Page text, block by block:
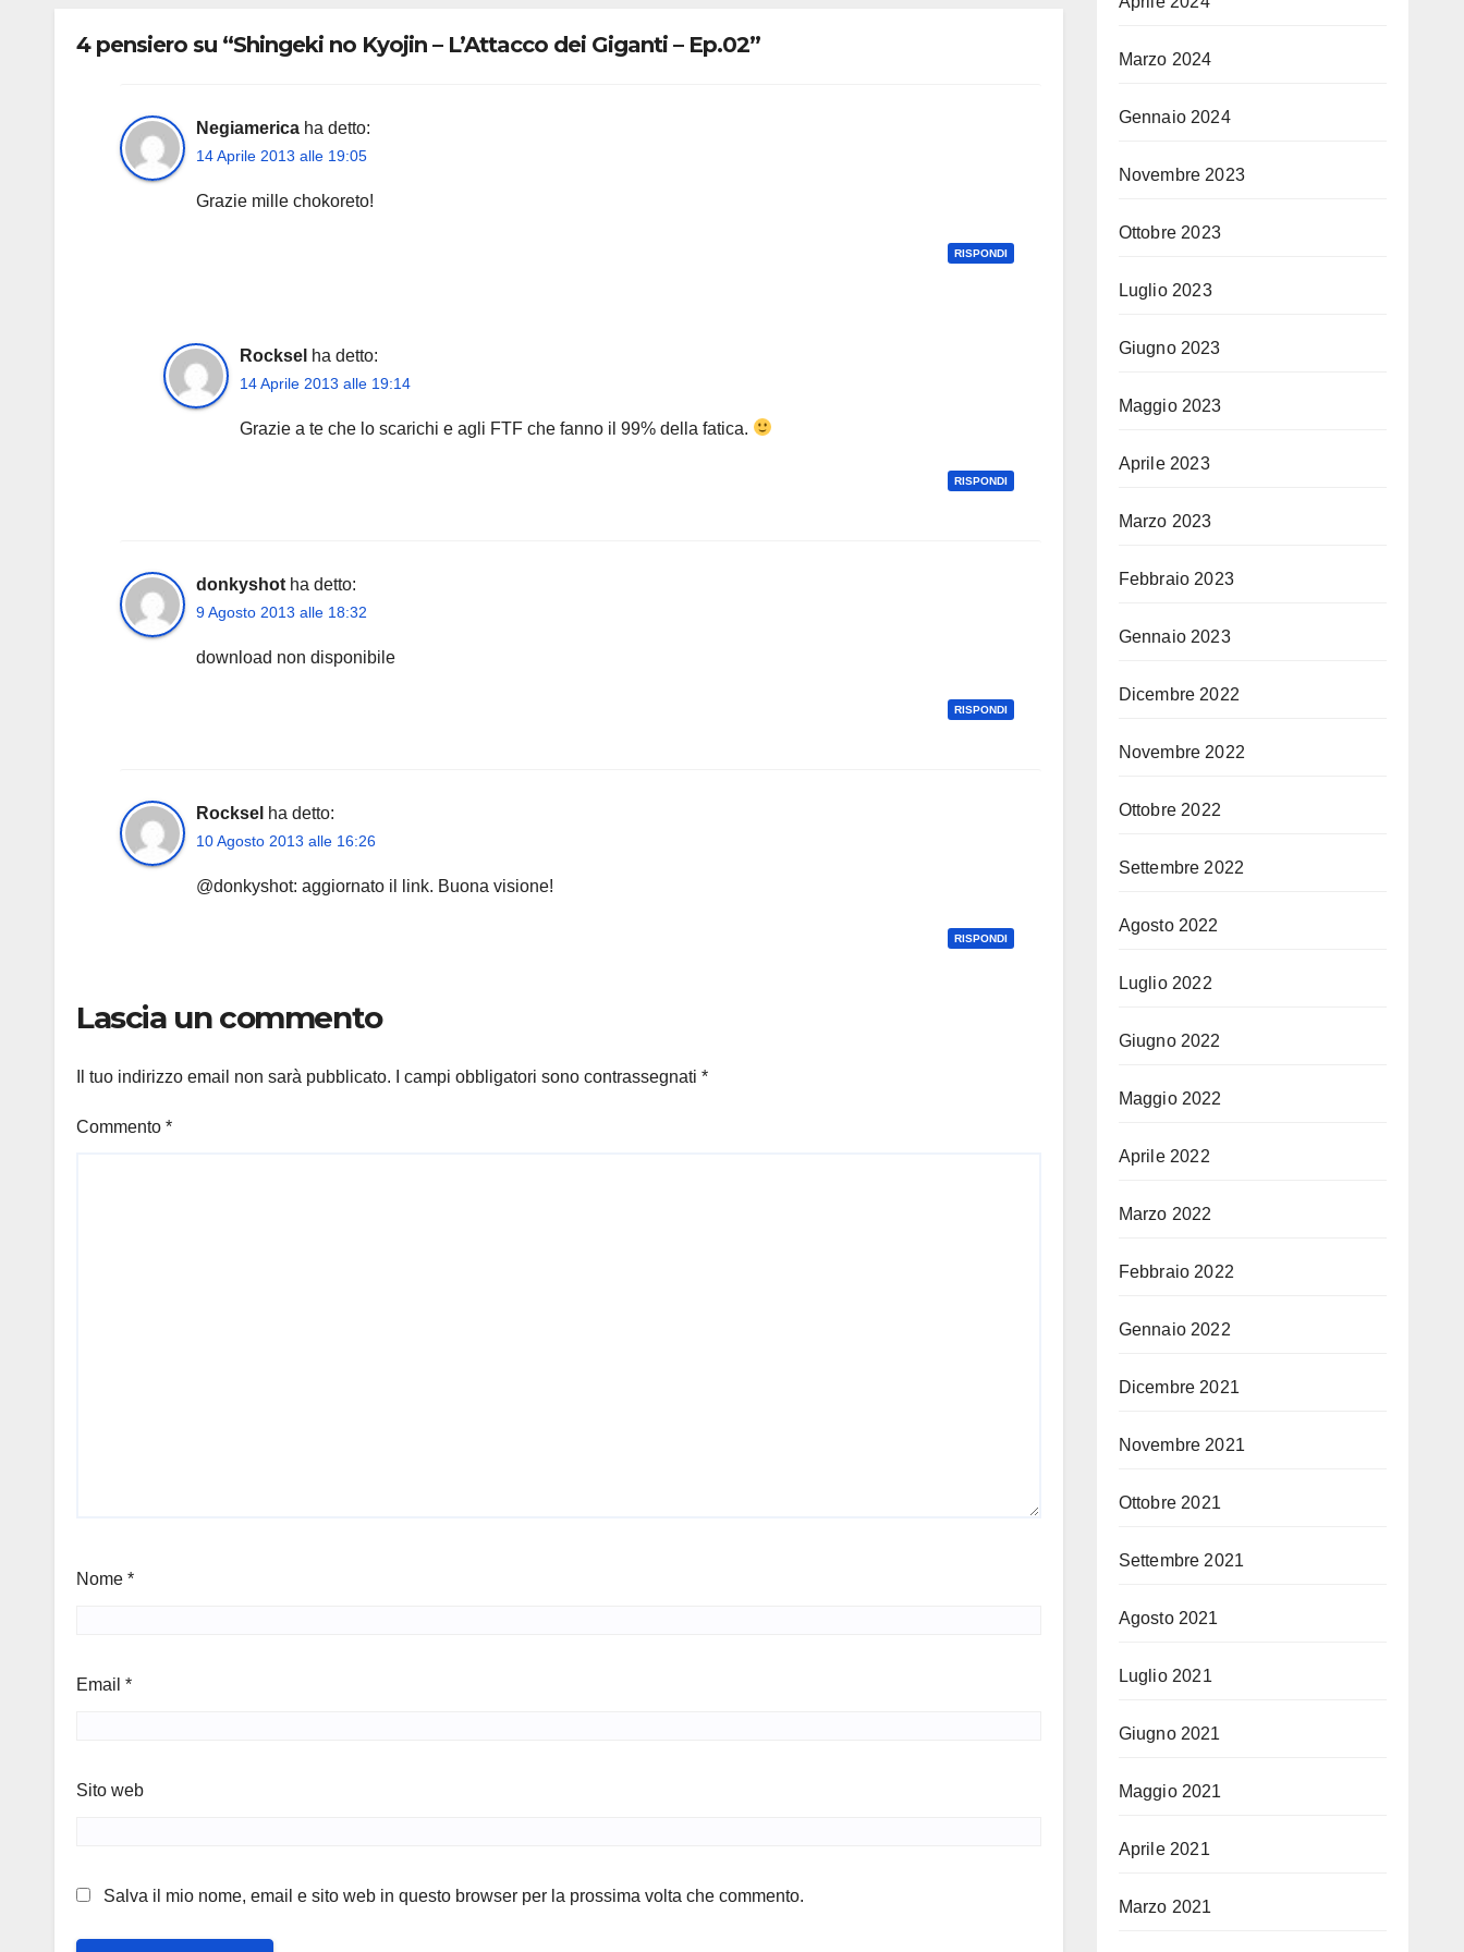
4 pensiero su “Shingeki no Kyojin – L’Attacco dei Giganti – Ep.02”
Negiamerica ha detto:
14 Aprile 2013 alle 19:05
Grazie mille chokoreto!
RISPONDI
Rocksel ha detto:
14 Aprile 2013 alle 19:14
Grazie a te che lo scarichi e agli FTF che fanno il 99% della fatica.
RISPONDI
donkyshot ha detto:
9 Agosto 2013 alle 18:32
download non disponibile
RISPONDI
Rocksel ha detto:
10 Agosto 2013 alle 16:26
@donkyshot: aggiornato il link. Buona visione!
RISPONDI
Lascia un commento
Il tuo indirizzo email non sarà pubblicato. I campi obbligatori sono contrassegnati *
Commento *
Nome *
Email *
Sito web
Salva il mio nome, email e sito web in questo browser per la prossima volta che commento.
Marzo 2024
Gennaio 2024
Novembre 2023
Ottobre 2023
Luglio 2023
Giugno 2023
Maggio 2023
Aprile 2023
Marzo 2023
Febbraio 2023
Gennaio 2023
Dicembre 2022
Novembre 2022
Ottobre 2022
Settembre 2022
Agosto 2022
Luglio 2022
Giugno 2022
Maggio 2022
Aprile 2022
Marzo 2022
Febbraio 2022
Gennaio 2022
Dicembre 2021
Novembre 2021
Ottobre 2021
Settembre 2021
Agosto 2021
Luglio 2021
Giugno 2021
Maggio 2021
Aprile 2021
Marzo 2021